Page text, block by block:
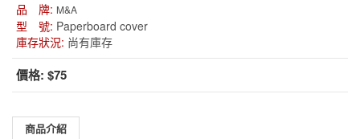
品 牌: M&A
型 號: Paperboard cover
庫存狀況: 尚有庫存
價格: $75
商品介紹